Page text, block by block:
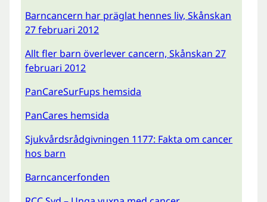
Barncancern har präglat hennes liv, Skånskan
27 februari 2012
Allt fler barn överlever cancern, Skånskan 27
februari 2012
PanCareSurFups hemsida
PanCares hemsida
Sjukvårdsrådgivningen 1177: Fakta om cancer
hos barn
Barncancerfonden